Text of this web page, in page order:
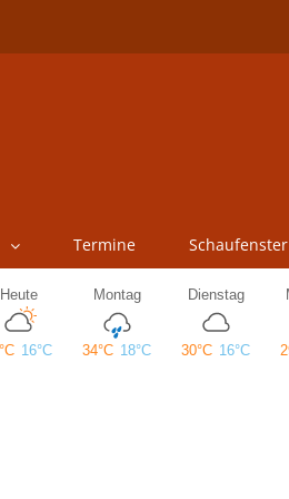
Termine Schaufenster